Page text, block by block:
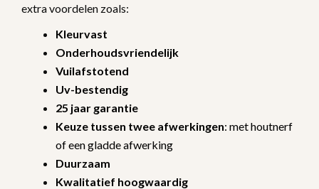
extra voordelen zoals:
Kleurvast
Onderhoudsvriendelijk
Vuilafstotend
Uv-bestendig
25 jaar garantie
Keuze tussen twee afwerkingen: met houtnerf
of een gladde afwerking
Duurzaam
Kwalitatief hoogwaardig